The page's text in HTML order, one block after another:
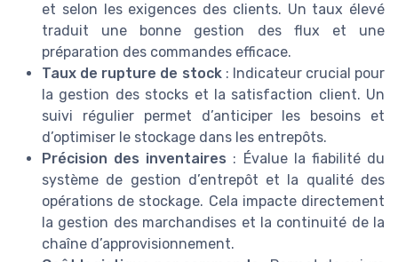
et selon les exigences des clients. Un taux élevé
traduit une bonne gestion des flux et une
préparation des commandes efficace.
Taux de rupture de stock: Indicateur crucial pour
la gestion des stocks et la satisfaction client. Un
suivi régulier permet d’anticiper les besoins et
d’optimiser le stockage dans les entrepôts.
Précision des inventaires : Évalue la fiabilité du
système de gestion d’entrepôt et la qualité des
opérations de stockage. Cela impacte directement
la gestion des marchandises et la continuité de la
chaîne d’approvisionnement.